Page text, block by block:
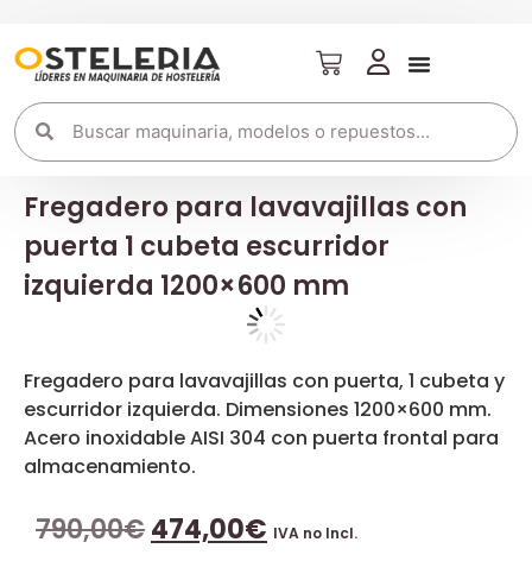
Fregadero para lavavajillas con
puerta 1 cubeta escurridor
izquierda 1200×600 mm
Fregadero para lavavajillas con puerta, 1 cubeta y
escurridor izquierda. Dimensiones 1200×600 mm.
Acero inoxidable AISI 304 con puerta frontal para
almacenamiento.
790,00€474,00€ IVA no Incl.